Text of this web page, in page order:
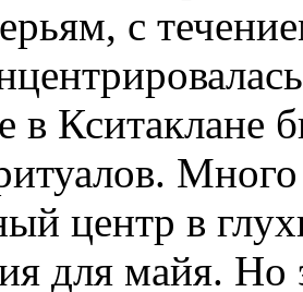
с
в Кситаклане
Много
центр в
для майя. Но